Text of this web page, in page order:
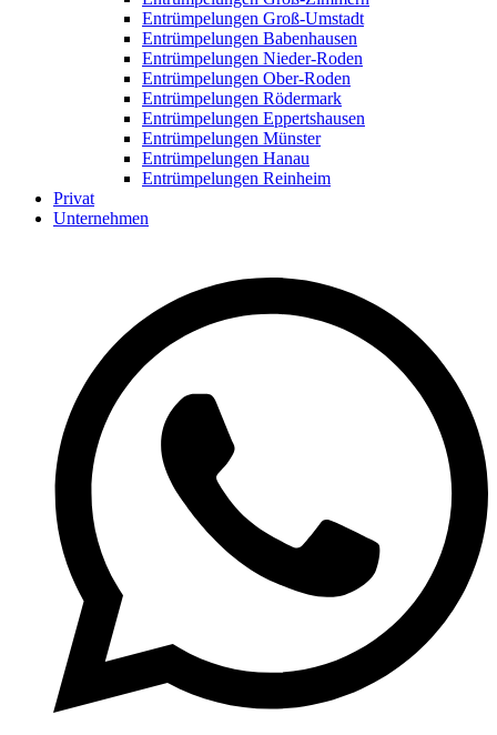
Entrümpelungen Groß-Umstadt
Entrümpelungen Babenhausen
Entrümpelungen Nieder-Roden
Entrümpelungen Ober-Roden
Entrümpelungen Rödermark
Entrümpelungen Eppertshausen
Entrümpelungen Münster
Entrümpelungen Hanau
Entrümpelungen Reinheim
Privat
Unternehmen